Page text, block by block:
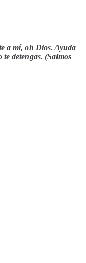
a mí, oh Dios. Ayuda
detengas. (Salmos